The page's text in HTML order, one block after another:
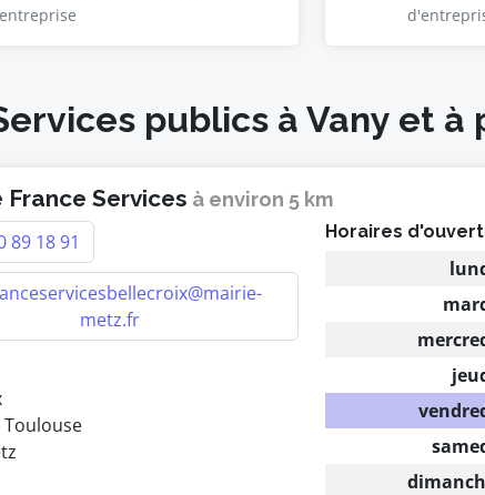
publics à Vany et à
France Services à environ 5 km
89 18 91
metz.fr
Toulouse
Horaires